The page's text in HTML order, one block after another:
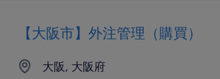
【大阪市】外注管理（購買）
大阪, 大阪府